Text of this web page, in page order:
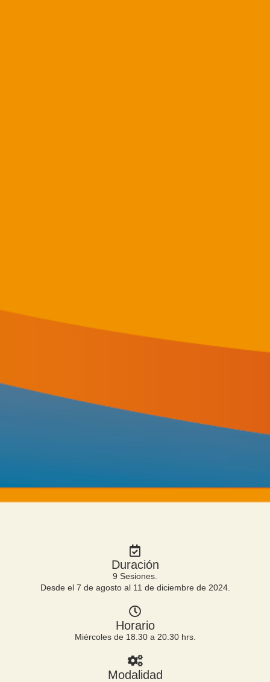
Duración
9 Sesiones.
Desde el 7 de agosto al 11 de diciembre de 2024.
Horario
Miércoles de 18.30 a 20.30 hrs.
Modalidad